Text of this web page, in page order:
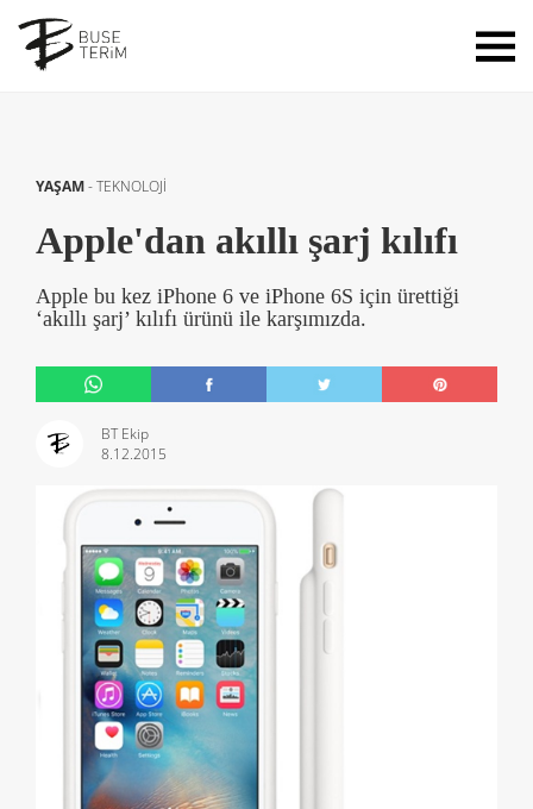
YAŞAM-TEKNOLOJİ
Apple'dan akıllı şarj kılıfı
Apple bu kez iPhone 6 ve iPhone 6S için ürettiği
‘akıllı şarj’ kılıfı ürünü ile karşımızda.
BT Ekip
8.12.2015